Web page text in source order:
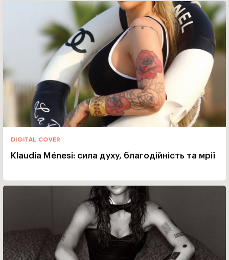
DIGITAL COVER
Klaudia Ménesi: сила духу, благодійність та мрії